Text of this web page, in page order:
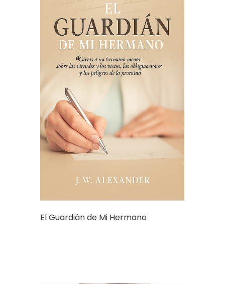
El Guardián de Mi Hermano